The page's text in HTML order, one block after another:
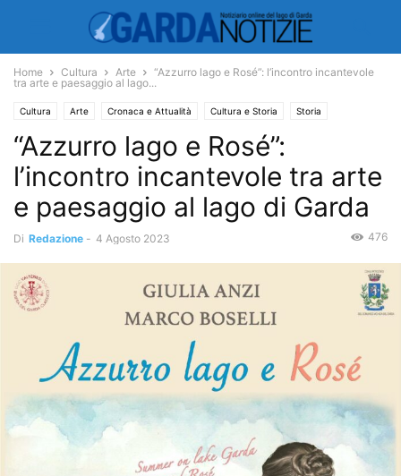
Home Cultura Arte
“Azzurro lago e Rosé”: l’incontro incantevole
tra arte e paesaggio al lago...
Cultura Arte Cronaca e Attualità Cultura e Storia Storia
Ambiente e Territorio Economia e Turismo
“Azzurro lago e Rosé”:
l’incontro incantevole tra arte
e paesaggio al lago di Garda
Di Redazione - 4 Agosto 2023 476